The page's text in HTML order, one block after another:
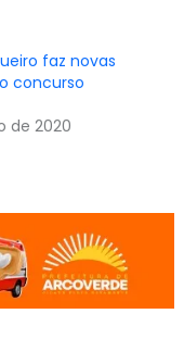
faz novas
concurso
de 2020